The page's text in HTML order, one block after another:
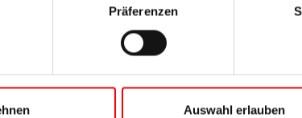
Präferenzen
Auswahl erlauben
eine Dreibettkabine sind auf Anfrage